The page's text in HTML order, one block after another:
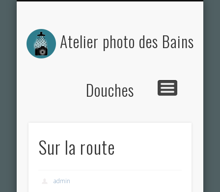
Atelier photo des Bains
Douches
Sur la route
admin